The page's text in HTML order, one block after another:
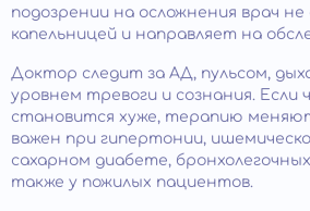
подозрении на осложнения врач не
капельницей и направляет на
Доктор следит за АД, пульсом,
уровнем тревоги и сознания. Если
становится хуже, терапию
важен при гипертонии,
сахарном диабете,
также у пожилых пациентов.